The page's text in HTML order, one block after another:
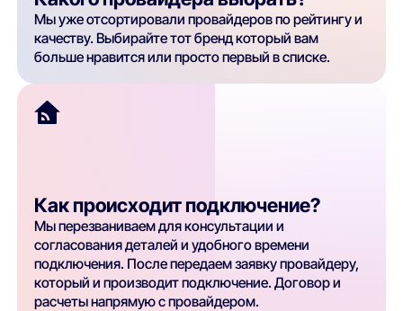
Мы уже отсортировали провайдеров по рейтингу и
качеству. Выбирайте тот бренд который вам
больше нравится или просто первый в списке.
Как происходит подключение?
Мы перезваниваем для консультации и
согласования деталей и удобного времени
подключения. После передаем заявку провайдеру,
который и производит подключение. Договор и
расчеты напрямую с провайдером.